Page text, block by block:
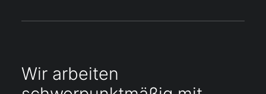
Wir arbeiten